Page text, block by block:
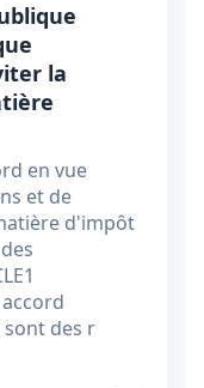
la
en vue
et de
d'impôt
des r